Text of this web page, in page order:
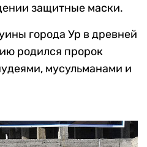
защитные маски.
города Ур в древней
родился пророк
мусульманами и